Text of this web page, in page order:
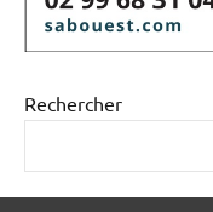
Rechercher